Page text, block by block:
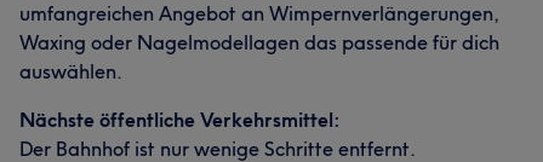
umfangreichen Angebot an Wimpernverlängerungen,
Waxing oder Nagelmodellagen das passende für dich
auswählen.
Nächste öffentliche Verkehrsmittel:
Der Bahnhof ist nur wenige Schritte entfernt.